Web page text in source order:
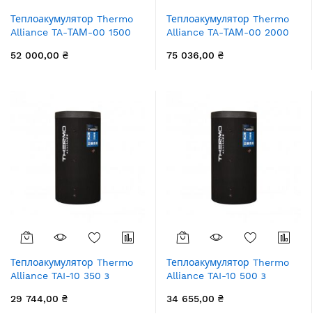
Теплоакумулятор Thermo
Alliance TA-ТАМ-00 1500
52 000,00 ₴
Теплоакумулятор Thermo
Alliance TA-ТАМ-00 2000
75 036,00 ₴
Теплоакумулятор Thermo
Alliance TAI-10 350 з
з ізоляцією 60 мм
29 744,00 ₴
Теплоакумулятор Thermo
Alliance TAI-10 500 з
з ізоляцією 60 мм
34 655,00 ₴